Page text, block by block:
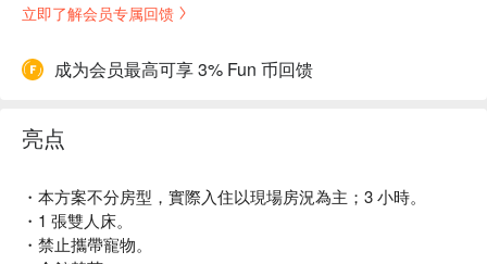
立即了解会员专属回馈
成为会员最高可享 3% Fun 币回馈
亮点
・本方案不分房型，實際入住以現場房況為主；3 小時。
・1 張雙人床。
・禁止攜帶寵物。